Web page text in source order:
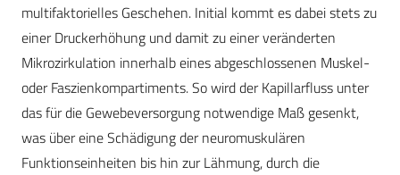
multifaktorielles Geschehen. Initial kommt es dabei stets zu
einer Druckerhöhung und damit zu einer veränderten
Mikrozirkulation innerhalb eines abgeschlossenen Muskel-
oder Faszienkompartiments. So wird der Kapillarfluss unter
das für die Gewebeversorgung notwendige Maß gesenkt,
was über eine Schädigung der neuromuskulären
Funktionseinheiten bis hin zur Lähmung, durch die